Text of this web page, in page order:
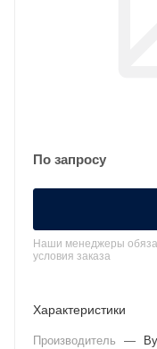
По запросу
Наши менеджеры
условия заказа
Характеристики
Производитель —